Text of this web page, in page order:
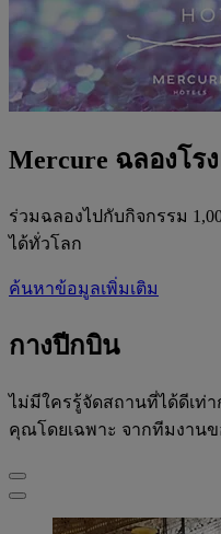
Mercure ฉลองโร
ร่วมฉลองไปกับกิจกรรม
ได้ทั่วโลก
ค้นหาข้อมูลเพิ่มเติม
กางปีกบิน
ไม่มีใครรู้จัดสถานที่ได้ดีเท่
คุณโดยเฉพาะ จากทีมงานข